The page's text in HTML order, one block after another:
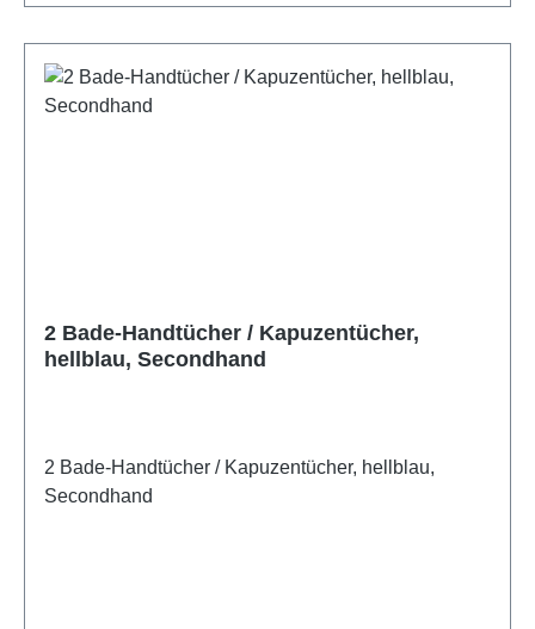
2 Bade-Handtücher / Kapuzentücher,
hellblau, Secondhand
2 Bade-Handtücher / Kapuzentücher, hellblau,
Secondhand